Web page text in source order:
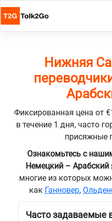
Нижняя
Фиксированная цена от
в течение 1 дня, часто
присяжные
Ознакомьтесь с
Немецкий –
многие из которых
как Ганновер,
Часто задаваемые